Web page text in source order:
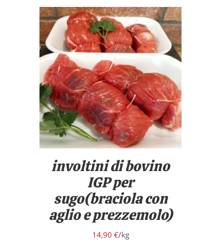
/ DETTAGLI
involtini di bovino
IGP per
sugo(braciola con
aglio e prezzemolo)
14,90 €/kg